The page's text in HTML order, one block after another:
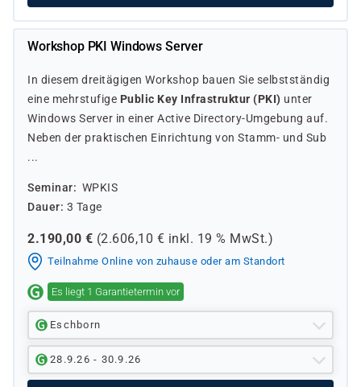
Workshop PKI Windows Server
In diesem dreitägigen Workshop bauen Sie selbstständig
eine mehrstufige Public Key Infrastruktur (PKI) unter
Windows Server in einer Active Directory-Umgebung auf.
Neben der praktischen Einrichtung von Stamm- und Sub
...
Seminar
WPKIS
Dauer 3 Tage
2.190,00 € (2.606,10 € inkl. 19 % MwSt.)
Teilnahme Online von zuhause oder am Standort
Es liegt 1 Garantietermin vor
Eschborn
28.9.26 - 30.9.26